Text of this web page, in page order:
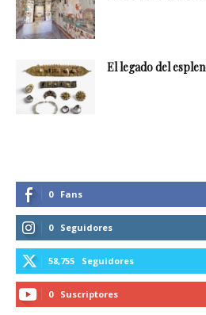
El legado del
0 Fans
0 Seguidores
58,755 Seguidores
0 Suscriptores